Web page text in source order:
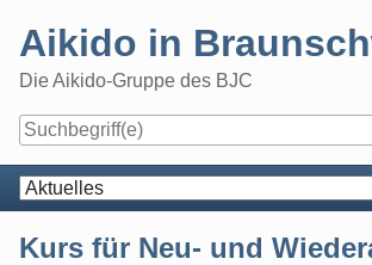
content
Aikido in
Die Aikido-Gruppe des BJC
Navigation
Kurs für Neu- und